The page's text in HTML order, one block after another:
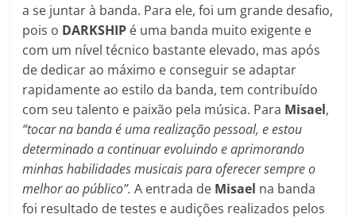
a se juntar à banda. Para ele, foi um grande desafio,
pois o DARKSHIP é uma banda muito exigente e
com um nível técnico bastante elevado, mas após
de dedicar ao máximo e conseguir se adaptar
rapidamente ao estilo da banda, tem contribuído
com seu talento e paixão pela música. Para Misael,
“tocar na banda é uma realização pessoal, e estou
determinado a continuar evoluindo e aprimorando
minhas habilidades musicais para oferecer sempre o
melhor ao público”. A entrada de Misael na banda
foi resultado de testes e audições realizados pelos